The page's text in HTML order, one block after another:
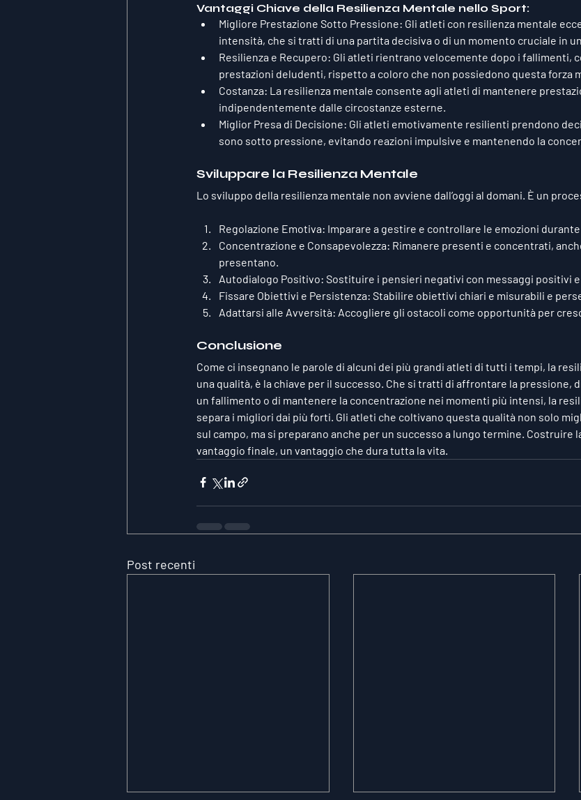
Vantaggi Chiave della Resilienza Mentale nello Sport:
Migliore Prestazione Sotto Pressione: Gli atleti con resilienza mentale
intensità, che si tratti di una partita decisiva o di un momento cruciale in
Resilienza e Recupero: Gli atleti rientrano velocemente dopo i fallimenti,
prestazioni deludenti, rispetto a coloro che non possiedono questa forza
Costanza: La resilienza mentale consente agli atleti di mantenere
indipendentemente dalle circostanze esterne.
Miglior Presa di Decisione: Gli atleti emotivamente resilienti prendono
sono sotto pressione, evitando reazioni impulsive e mantenendo la
Sviluppare la Resilienza Mentale
Lo sviluppo della resilienza mentale non avviene dall’oggi al domani. È un
Regolazione Emotiva: Imparare a gestire e controllare le emozioni
Concentrazione e Consapevolezza: Rimanere presenti e concentrati,
presentano.
Autodialogo Positivo: Sostituire i pensieri negativi con messaggi positivi
Fissare Obiettivi e Persistenza: Stabilire obiettivi chiari e misurabili e
Adattarsi alle Avversità: Accogliere gli ostacoli come opportunità per
Conclusione
Come ci insegnano le parole di alcuni dei più grandi atleti di tutti i tempi, la
una qualità, è la chiave per il successo. Che si tratti di affrontare la pressione,
un fallimento o di mantenere la concentrazione nei momenti più intensi, la
separa i migliori dai più forti. Gli atleti che coltivano questa qualità non solo
sul campo, ma si preparano anche per un successo a lungo termine. Costruire
vantaggio finale, un vantaggio che dura tutta la vita.
Post recenti